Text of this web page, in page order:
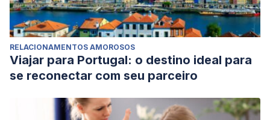
RELACIONAMENTOS AMOROSOS
Viajar para Portugal: o destino ideal para
se reconectar com seu parceiro